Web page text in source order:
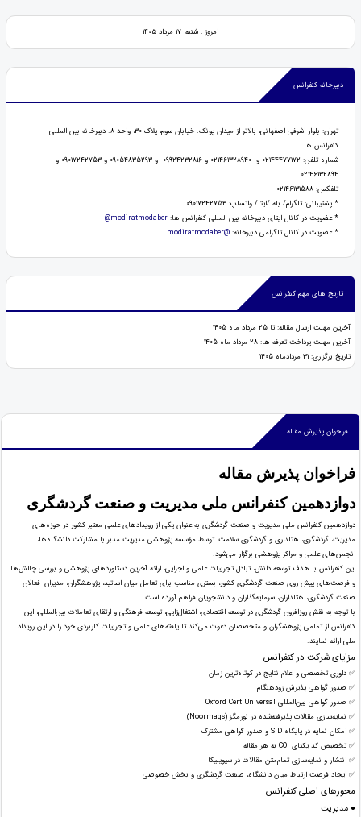
امروز : شنبه، ۱۷ مرداد ۱۴۰۵
دبیرخانه کنفرانس
تهران: بلوار اشرفی اصفهانی، بالاتر از میدان پونک. خیابان سوم، پلاک 30، واحد 8. دبیرخانه بین المللی
کنفرانس ها
شماره تلفن: 02144477172 و 021461328940 و 09924232816 و 09054835293 و 09017242753 و
02146132894
تلفکس: 02146131588
* پشتیبانی: تلگرام/ بله /ایتا/ واتساپ: 09017242753
* عضویت در کانال ایتای دبیرخانه بین المللی کنفرانس ها:modiratmodaber@
* عضويت در كانال تلگرامی دبیرخانه:@modiratmodaber
تاریخ های مهم کنفرانس
آخرین مهلت ارسال مقاله: تا 25 مرداد ماه 1405
آخرین مهلت پرداخت تعرفه ها: 28 مرداد ماه 1405
تاریخ برگزاری: 31 مردادماه 1405
فراخوان پذیرش مقاله
فراخوان پذیرش مقاله
دوازدهمین کنفرانس ملی مدیریت و صنعت گردشگری
دوازدهمین کنفرانس ملی مدیریت و صنعت گردشگری به عنوان یکی از رویدادهای علمی معتبر کشور در حوزه‌های
مدیریت، گردشگری، هتلداری و گردشگری سلامت، توسط مؤسسه پژوهشی مدیریت مدبر با مشارکت دانشگاه‌ها،
انجمن‌های علمی و مراکز پژوهشی برگزار می‌شود.
این کنفرانس با هدف توسعه دانش، تبادل تجربیات علمی و اجرایی، ارائه آخرین دستاوردهای پژوهشی و بررسی چالش‌ها
و فرصت‌های پیش روی صنعت گردشگری کشور، بستری مناسب برای تعامل میان اساتید، پژوهشگران، مدیران، فعالان
صنعت گردشگری، هتلداران، سرمایه‌گذاران و دانشجویان فراهم آورده است.
با توجه به نقش روزافزون گردشگری در توسعه اقتصادی، اشتغال‌زایی، توسعه فرهنگی و ارتقای تعاملات بین‌المللی، این
کنفرانس از تمامی پژوهشگران و متخصصان دعوت می‌کند تا یافته‌های علمی و تجربیات کاربردی خود را در این رویداد
ملی ارائه نمایند.
مزایای شرکت در کنفرانس
✅ داوری تخصصی و اعلام نتایج در کوتاه‌ترین زمان
✅ صدور گواهی پذیرش زودهنگام
✅ صدور گواهی بین‌المللی Oxford Cert Universal
✅ نمایه‌سازی مقالات پذیرفته‌شده در نورمگز (Noormags)
✅ امکان نمایه در پایگاه SID و صدور گواهی مشترک
✅ تخصیص کد یکتای COI به هر مقاله
✅ انتشار و نمایه‌سازی تمام‌متن مقالات در سیویلیکا
✅ ایجاد فرصت ارتباط میان دانشگاه، صنعت گردشگری و بخش خصوصی
محورهای اصلی کنفرانس
● مدیریت